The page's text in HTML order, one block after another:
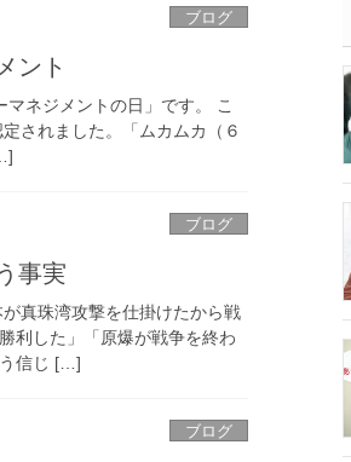
ブログ
ント
ネジメントの日」です。 こ
されました。「ムカムカ（６
ブログ
事実
真珠湾攻撃を仕掛けたから戦
利した」「原爆が戦争を終わ
う信じ […]
ブログ